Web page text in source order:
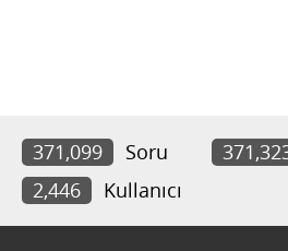
371,099 Soru
2,446
Kullanıcı